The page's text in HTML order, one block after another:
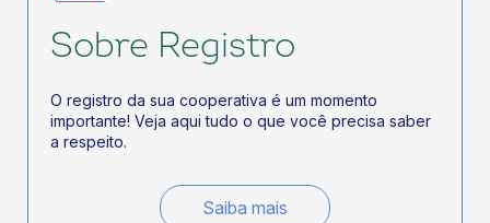
Sobre Registro
O registro da sua cooperativa é um momento
importante! Veja aqui tudo o que você precisa saber
a respeito.
Saiba mais